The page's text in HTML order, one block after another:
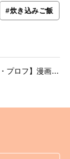
#炊き込みご飯
プロフ】漫画